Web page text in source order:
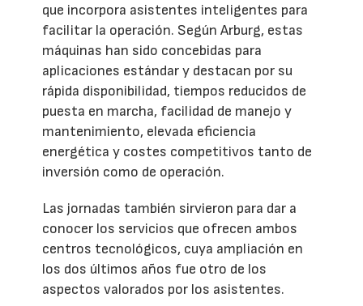
que incorpora asistentes inteligentes para
facilitar la operación. Según Arburg, estas
máquinas han sido concebidas para
aplicaciones estándar y destacan por su
rápida disponibilidad, tiempos reducidos de
puesta en marcha, facilidad de manejo y
mantenimiento, elevada eficiencia
energética y costes competitivos tanto de
inversión como de operación.
Las jornadas también sirvieron para dar a
conocer los servicios que ofrecen ambos
centros tecnológicos, cuya ampliación en
los dos últimos años fue otro de los
aspectos valorados por los asistentes.